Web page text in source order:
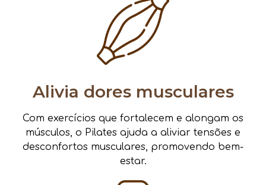
Alivia dores musculares
Com exercícios que fortalecem e alongam os
músculos, o Pilates ajuda a aliviar tensões e
desconfortos musculares, promovendo bem-
estar.